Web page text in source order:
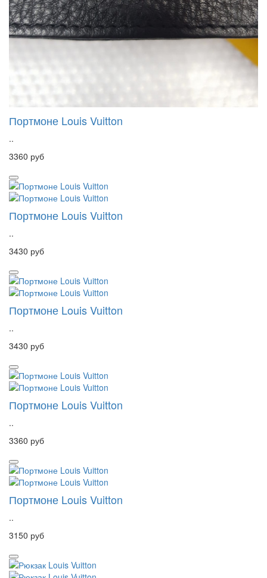
Портмоне Louis Vuitton
..
3360 руб
Портмоне Louis Vuitton
..
3430 руб
Портмоне Louis Vuitton
..
3430 руб
Портмоне Louis Vuitton
..
3360 руб
Портмоне Louis Vuitton
..
3150 руб